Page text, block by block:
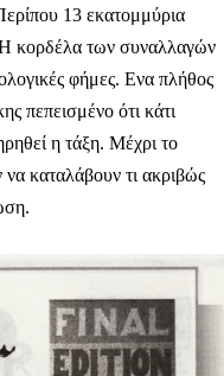
13 εκατομμύρια
Η κορδέλα των συναλλαγών
φήμες. Ενα πλήθος
πεπεισμένο ότι κάτι
η τάξη. Μέχρι το
καταλάβουν τι ακριβώς